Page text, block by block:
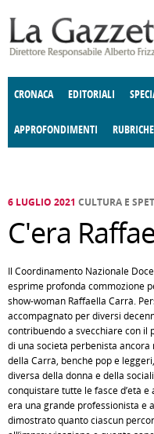
CRONACA EDITORIALI
APPROFONDIMENTI
E SPETTACOLI POLITICA
RUBRICHE
DELLE IDEE FATTI DELLO
6 LUGLIO 2021 CULTURA E
C'era
Il Coordinamento Nazionale
esprime profonda commozione
show-woman Raffaella Carrà.
accompagnato per diversi
contribuendo a svecchiare con
di una società perbenista
della Carrà, benché pop e
diversa della donna e della
conquistare tutte le fasce d’età
era una grande professionista e
dimostrato quanto ciascun